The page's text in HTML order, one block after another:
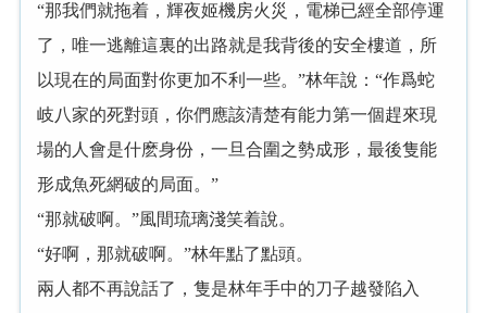
“那我們就拖着，輝夜姬機房火災，電梯已經全部停運
了，唯一逃離這裏的出路就是我背後的安全樓道，所
以現在的局面對你更加不利一些。”林年說：“作爲蛇
岐八家的死對頭，你們應該清楚有能力第一個趕來現
場的人會是什麽身份，一旦合圍之勢成形，最後隻能
形成魚死網破的局面。”
“那就破啊。”風間琉璃淺笑着說。
“好啊，那就破啊。”林年點了點頭。
兩人都不再說話了，隻是林年手中的刀子越發陷入